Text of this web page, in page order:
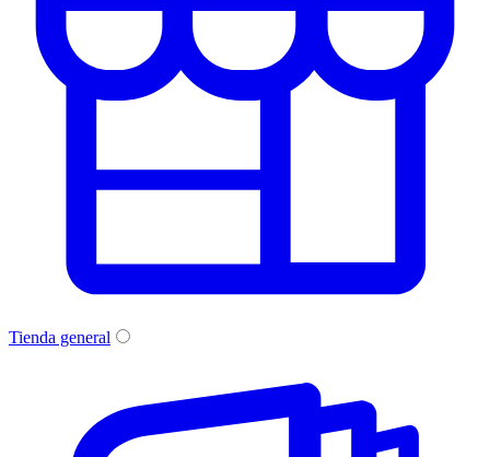
Tienda general